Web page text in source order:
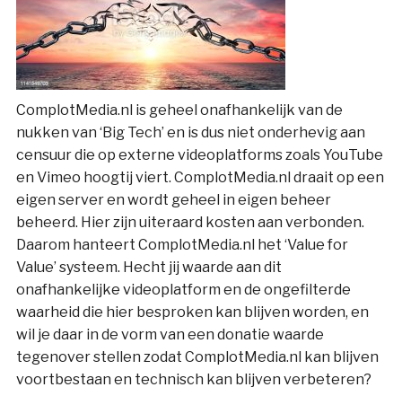
ComplotMedia.nl is geheel onafhankelijk van de
nukken van ‘Big Tech’ en is dus niet onderhevig aan
censuur die op externe videoplatforms zoals YouTube
en Vimeo hoogtij viert. ComplotMedia.nl draait op een
eigen server en wordt geheel in eigen beheer
beheerd. Hier zijn uiteraard kosten aan verbonden.
Daarom hanteert ComplotMedia.nl het ‘Value for
Value’ systeem. Hecht jij waarde aan dit
onafhankelijke videoplatform en de ongefilterde
waarheid die hier besproken kan blijven worden, en
wil je daar in de vorm van een donatie waarde
tegenover stellen zodat ComplotMedia.nl kan blijven
voortbestaan en technisch kan blijven verbeteren?